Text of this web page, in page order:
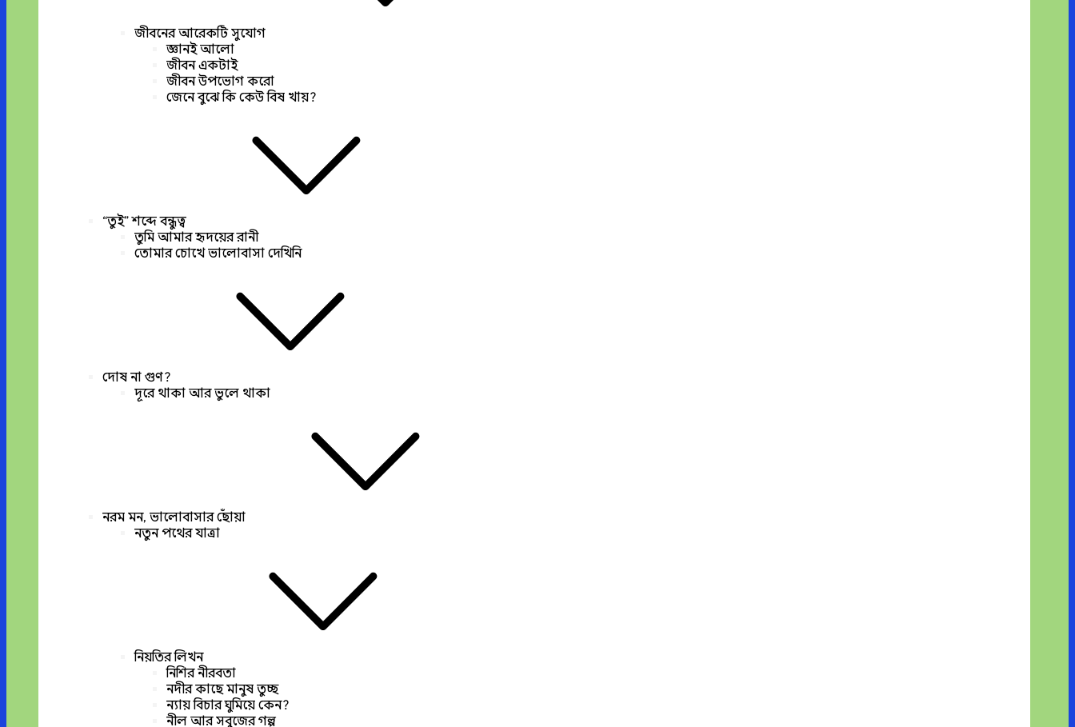
জীবনের আরেকটি সুযোগ
জ্ঞানই আলো
জীবন একটাই
জীবন উপভোগ করো
জেনে বুঝে কি কেউ বিষ খায়?
“তুই” শব্দে বন্ধুত্ব
তুমি আমার হৃদয়ের রানী
তোমার চোখে ভালোবাসা দেখিনি
দোষ না গুণ?
দূরে থাকা আর ভুলে থাকা
নরম মন, ভালোবাসার ছোঁয়া
নতুন পথের যাত্রা
নিয়তির লিখন
নিশির নীরবতা
নদীর কাছে মানুষ তুচ্ছ
ন্যায় বিচার ঘুমিয়ে কেন?
নীল আর সবুজের গল্প